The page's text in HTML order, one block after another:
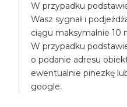
W przypadku
Wasz sygnał i
ciągu maksymalnie 10
W przypadku
o podanie adresu
ewentualnie pinezkę
google.